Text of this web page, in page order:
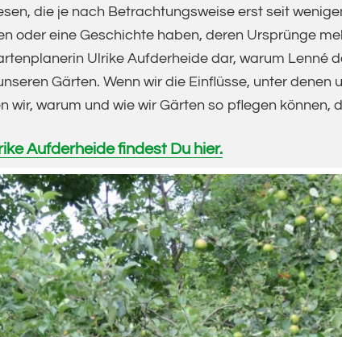
die je nach Betrachtungsweise erst seit
oder eine Geschichte haben, deren Ursprünge
Ulrike Aufderheide dar, warum Lenné
Gärten. Wenn wir die Einflüsse, unter
wir, warum und wie wir Gärten so pflegen können,
Aufderheide findest Du hier.